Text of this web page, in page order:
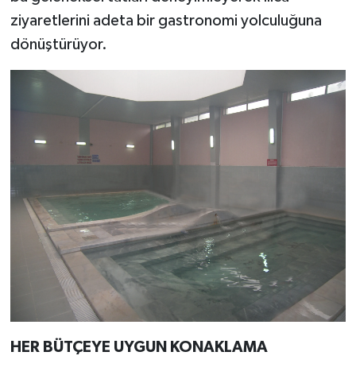
ziyaretlerini adeta bir gastronomi yolculuğuna
dönüştürüyor.
HER BÜTÇEYE UYGUN KONAKLAMA